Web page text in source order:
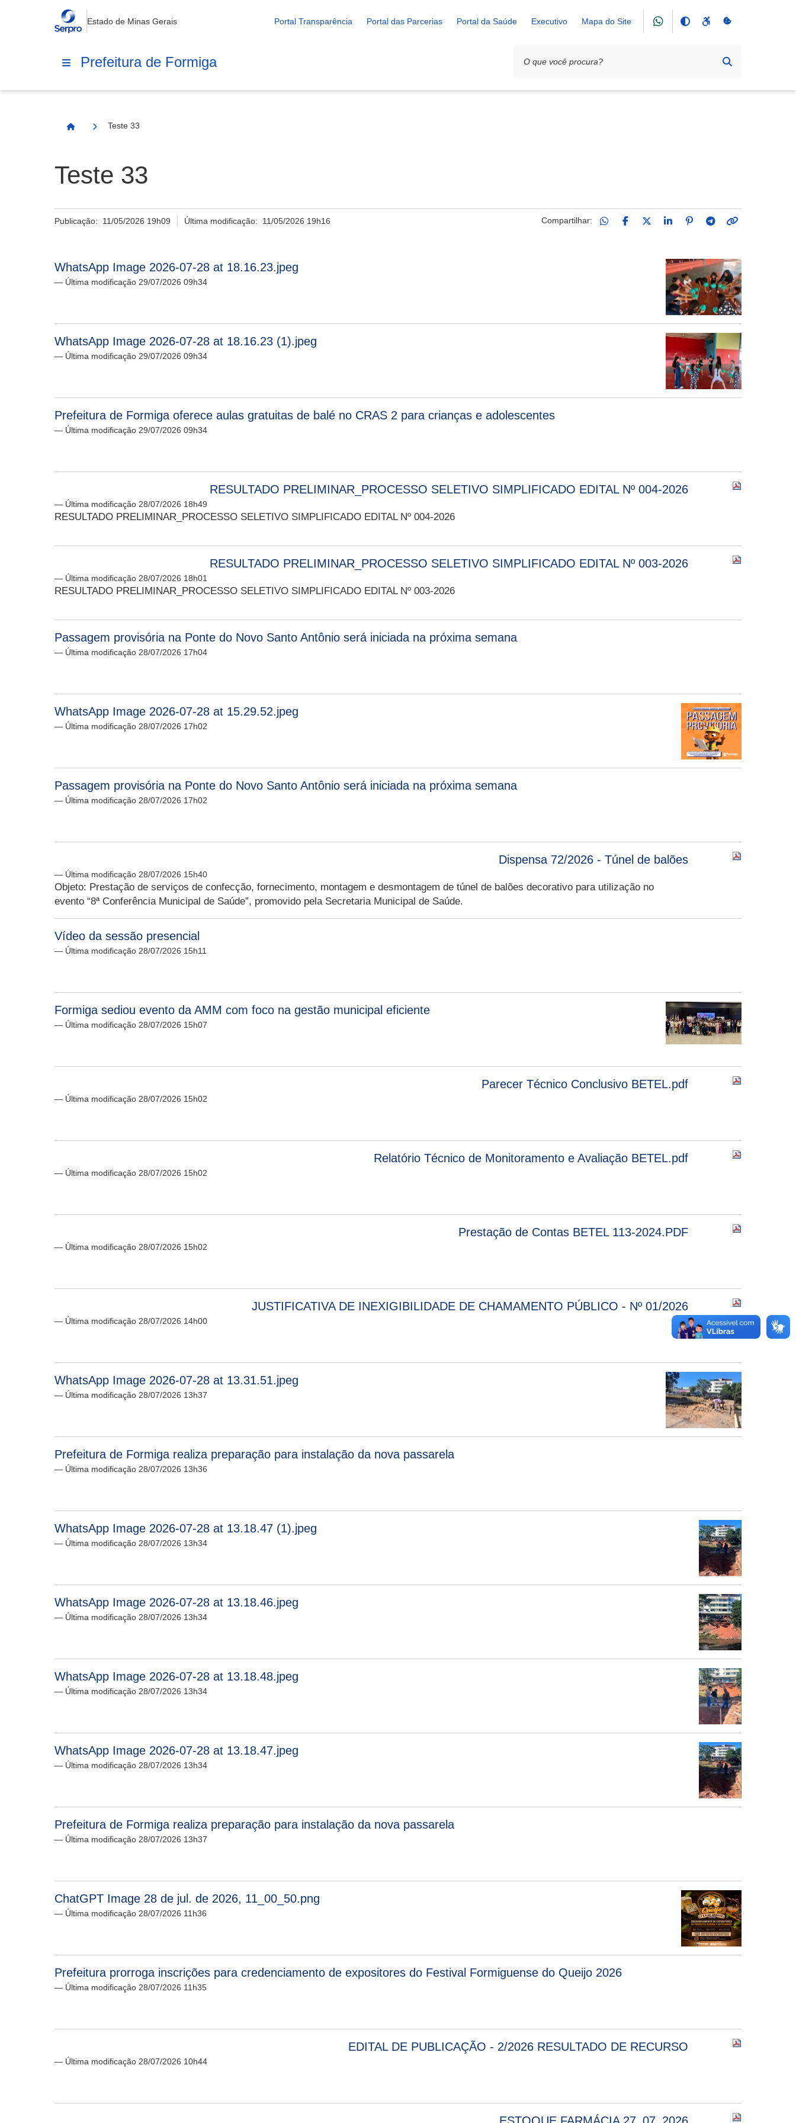
Estado de Minas Gerais Portal Transparência Portal das Parcerias Portal da Saúde Executivo Mapa do Site
Prefeitura de Formiga
Página Inicial
Teste 33
Teste 33
Publicação: 11/05/2026 19h09 Última modificação: 11/05/2026 19h16 Compartilhar:
WhatsApp Image 2026-07-28 at 18.16.23.jpeg
— Última modificação 29/07/2026 09h34
WhatsApp Image 2026-07-28 at 18.16.23 (1).jpeg
— Última modificação 29/07/2026 09h34
Prefeitura de Formiga oferece aulas gratuitas de balé no CRAS 2 para crianças e adolescentes
— Última modificação 29/07/2026 09h34
RESULTADO PRELIMINAR_PROCESSO SELETIVO SIMPLIFICADO EDITAL Nº 004-2026
— Última modificação 28/07/2026 18h49
RESULTADO PRELIMINAR_PROCESSO SELETIVO SIMPLIFICADO EDITAL Nº 004-2026
RESULTADO PRELIMINAR_PROCESSO SELETIVO SIMPLIFICADO EDITAL Nº 003-2026
— Última modificação 28/07/2026 18h01
RESULTADO PRELIMINAR_PROCESSO SELETIVO SIMPLIFICADO EDITAL Nº 003-2026
Passagem provisória na Ponte do Novo Santo Antônio será iniciada na próxima semana
— Última modificação 28/07/2026 17h04
WhatsApp Image 2026-07-28 at 15.29.52.jpeg
— Última modificação 28/07/2026 17h02
Passagem provisória na Ponte do Novo Santo Antônio será iniciada na próxima semana
— Última modificação 28/07/2026 17h02
Dispensa 72/2026 - Túnel de balões
— Última modificação 28/07/2026 15h40
Objeto: Prestação de serviços de confecção, fornecimento, montagem e desmontagem de túnel de balões decorativo para utilização no
evento “8ª Conferência Municipal de Saúde”, promovido pela Secretaria Municipal de Saúde.
Vídeo da sessão presencial
— Última modificação 28/07/2026 15h11
Formiga sediou evento da AMM com foco na gestão municipal eficiente
— Última modificação 28/07/2026 15h07
Parecer Técnico Conclusivo BETEL.pdf
— Última modificação 28/07/2026 15h02
Relatório Técnico de Monitoramento e Avaliação BETEL.pdf
— Última modificação 28/07/2026 15h02
Prestação de Contas BETEL 113-2024.PDF
— Última modificação 28/07/2026 15h02
JUSTIFICATIVA DE INEXIGIBILIDADE DE CHAMAMENTO PÚBLICO - Nº 01/2026
— Última modificação 28/07/2026 14h00
WhatsApp Image 2026-07-28 at 13.31.51.jpeg
— Última modificação 28/07/2026 13h37
Prefeitura de Formiga realiza preparação para instalação da nova passarela
— Última modificação 28/07/2026 13h36
WhatsApp Image 2026-07-28 at 13.18.47 (1).jpeg
— Última modificação 28/07/2026 13h34
WhatsApp Image 2026-07-28 at 13.18.46.jpeg
— Última modificação 28/07/2026 13h34
WhatsApp Image 2026-07-28 at 13.18.48.jpeg
— Última modificação 28/07/2026 13h34
WhatsApp Image 2026-07-28 at 13.18.47.jpeg
— Última modificação 28/07/2026 13h34
Prefeitura de Formiga realiza preparação para instalação da nova passarela
— Última modificação 28/07/2026 13h37
ChatGPT Image 28 de jul. de 2026, 11_00_50.png
— Última modificação 28/07/2026 11h36
Prefeitura prorroga inscrições para credenciamento de expositores do Festival Formiguense do Queijo 2026
— Última modificação 28/07/2026 11h35
EDITAL DE PUBLICAÇÃO - 2/2026 RESULTADO DE RECURSO
— Última modificação 28/07/2026 10h44